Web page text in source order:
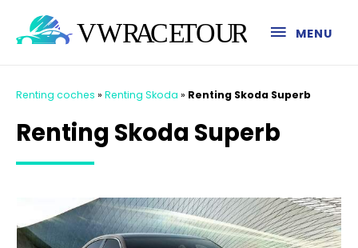
MENU
Renting coches » Renting Skoda » Renting Skoda Superb
Renting Skoda Superb